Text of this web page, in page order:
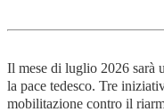
Il mese di luglio 2026 sarà
la pace tedesco. Tre
mobilitazione contro il